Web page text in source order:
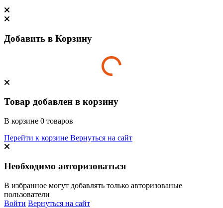
Добавить в Корзину
Товар добавлен в корзину
В корзине 0 товаров
Перейти к корзине Вернуться на сайт
Необходимо авторизоваться
В избранное могут добавлять только авторизованые
пользователи
Войти Вернуться на сайт